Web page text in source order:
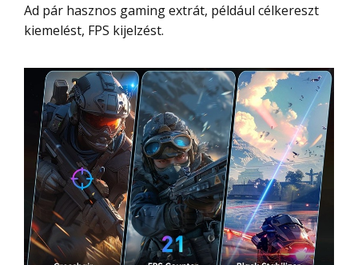
Ad pár hasznos gaming extrát, például célkereszt
kiemelést, FPS kijelzést.